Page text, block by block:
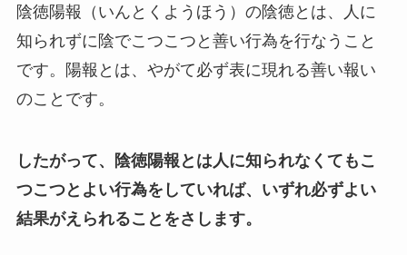
陰徳陽報（いんとくようほう）の陰徳とは、人に
知られずに陰でこつこつと善い行為を行なうこと
です。陽報とは、やがて必ず表に現れる善い報い
のことです。
したがって、陰徳陽報とは人に知られなくてもこ
つこつとよい行為をしていれば、いずれ必ずよい
結果がえられることをさします。